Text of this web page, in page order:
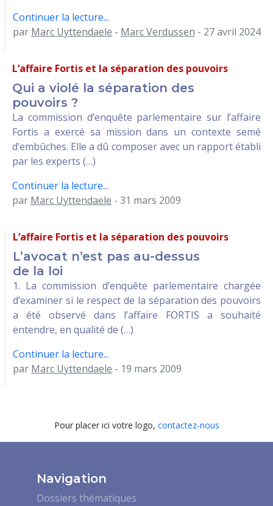
Continuer la lecture...
par Marc Uyttendaele - Marc Verdussen - 27 avril 2024
L’affaire Fortis et la séparation des pouvoirs
Qui a violé la séparation des
pouvoirs ?
La commission d’enquête parlementaire sur l’affaire
Fortis a exercé sa mission dans un contexte semé
d’embûches. Elle a dû composer avec un rapport établi
par les experts (…)
Continuer la lecture...
par Marc Uyttendaele - 31 mars 2009
L’affaire Fortis et la séparation des pouvoirs
L’avocat n’est pas au-dessus
de la loi
1. La commission d’enquête parlementaire chargée
d’examiner si le respect de la séparation des pouvoirs
a été observé dans l’affaire FORTIS a souhaité
entendre, en qualité de (…)
Continuer la lecture...
par Marc Uyttendaele - 19 mars 2009
Pour placer ici votre logo, contactez-nous
Navigation
Dossiers thématiques